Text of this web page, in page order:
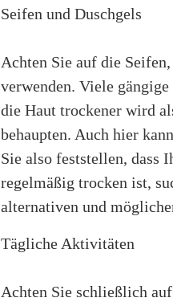
Seifen und Duschgels
Achten Sie auf die
verwenden. Viele
die Haut trockener wird
behaupten. Auch hier
Sie also feststellen, dass
regelmäßig trocken ist,
alternativen und
Tägliche Aktivitäten
Achten Sie schließlich